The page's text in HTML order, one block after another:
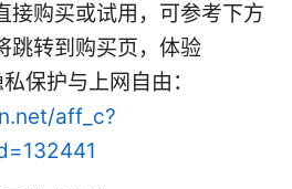
接购买或试用，可参考下方
跳转到购买页，体验
保护与上网自由：
aff_c?